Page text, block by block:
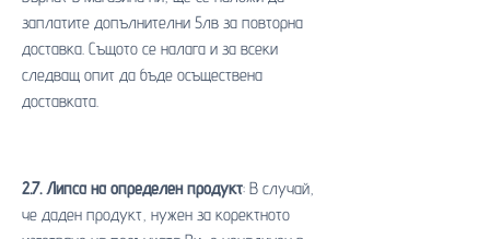
заплатите допълнителни 5лв за повторна
доставка. Същото се налага и за всеки
следващ опит да бъде осъществена
доставката.
2.7. Липса на определен продукт: В случай,
че даден продукт, нужен за коректното